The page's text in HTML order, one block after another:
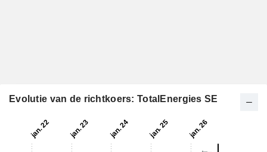
Evolutie van de richtkoers: TotalEnergies SE